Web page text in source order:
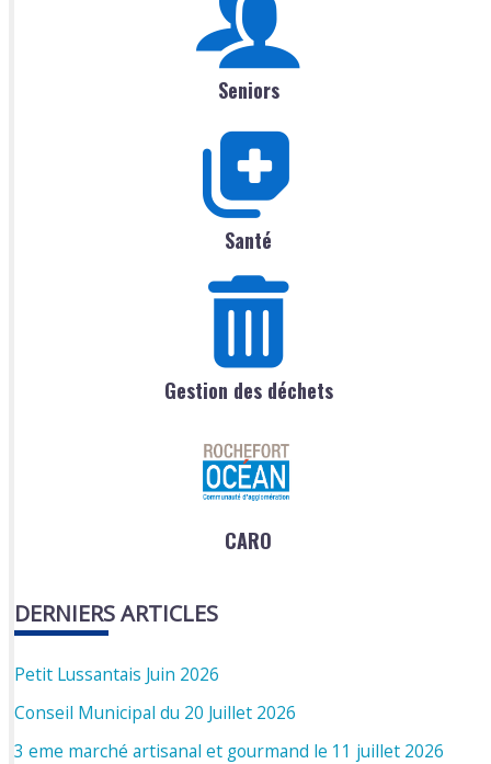
Seniors
Santé
Gestion des déchets
CARO
DERNIERS ARTICLES
Petit Lussantais Juin 2026
Conseil Municipal du 20 Juillet 2026
3 eme marché artisanal et gourmand le 11 juillet 2026